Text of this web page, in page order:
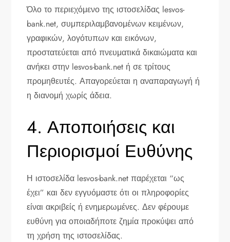
Όλο το περιεχόμενο της ιστοσελίδας lesvos-
bank.net, συμπεριλαμβανομένων κειμένων,
γραφικών, λογότυπων και εικόνων,
προστατεύεται από πνευματικά δικαιώματα και
ανήκει στην lesvos-bank.net ή σε τρίτους
προμηθευτές. Απαγορεύεται η αναπαραγωγή ή
η διανομή χωρίς άδεια.
4. Αποποιήσεις και
Περιορισμοί Ευθύνης
Η ιστοσελίδα lesvos-bank.net παρέχεται “ως
έχει” και δεν εγγυόμαστε ότι οι πληροφορίες
είναι ακριβείς ή ενημερωμένες. Δεν φέρουμε
ευθύνη για οποιαδήποτε ζημία προκύψει από
τη χρήση της ιστοσελίδας.